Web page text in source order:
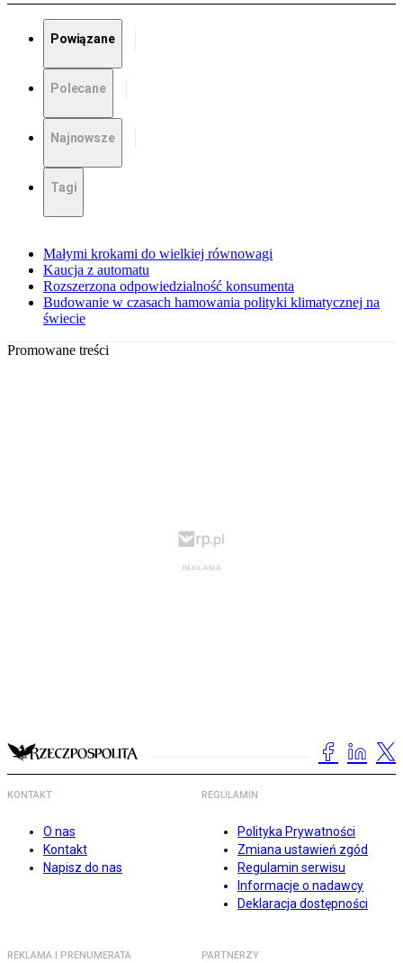
Powiązane
Polecane
Najnowsze
Tagi
Małymi krokami do wielkiej równowagi
Kaucja z automatu
Rozszerzona odpowiedzialność konsumenta
Budowanie w czasach hamowania polityki klimatycznej na
świecie
Promowane treści
KONTAKT
O nas
Kontakt
Napisz do nas
REGULAMIN
Polityka Prywatności
Zmiana ustawień zgód
Regulamin serwisu
Informacje o nadawcy
Deklaracja dostępności
REKLAMA I PRENUMERATA PARTNERZY